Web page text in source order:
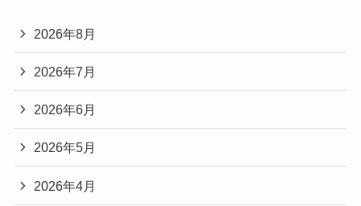
2026年8月
2026年7月
2026年6月
2026年5月
2026年4月